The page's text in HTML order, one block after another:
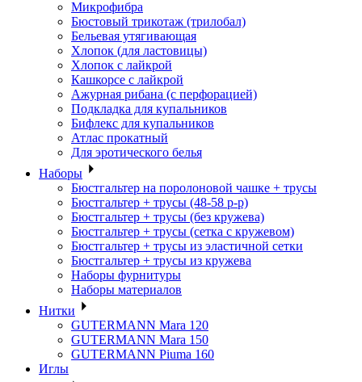
Микрофибра
Бюстовый трикотаж (трилобал)
Бельевая утягивающая
Хлопок (для ластовицы)
Хлопок с лайкрой
Кашкорсе с лайкрой
Ажурная рибана (с перфорацией)
Подкладка для купальников
Бифлекс для купальников
Атлас прокатный
Для эротического белья
Наборы
Бюстгальтер на поролоновой чашке + трусы
Бюстгальтер + трусы (48-58 р-р)
Бюстгальтер + трусы (без кружева)
Бюстгальтер + трусы (сетка с кружевом)
Бюстгальтер + трусы из эластичной сетки
Бюстгальтер + трусы из кружева
Наборы фурнитуры
Наборы материалов
Нитки
GUTERMANN Mara 120
GUTERMANN Mara 150
GUTERMANN Piuma 160
Иглы